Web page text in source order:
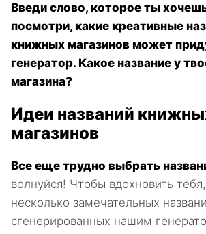
Введи слово, которое ты
посмотри, какие креативные
книжных магазинов может
генератор. Какое название у
магазина?
Идеи названий
магазинов
Все еще трудно выбрать
волнуйся! Чтобы вдохновить
несколько замечательных
сгенерированных нашим